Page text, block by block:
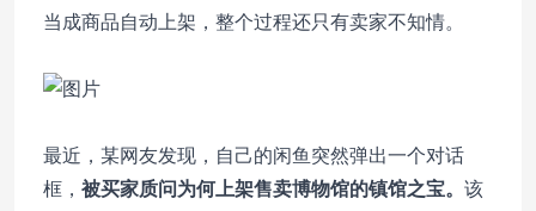
当成商品自动上架，整个过程还只有卖家不知情。
最近，某网友发现，自己的闲鱼突然弹出一个对话
框， 被买家质问为何上架售卖博物馆的镇馆之宝。 该